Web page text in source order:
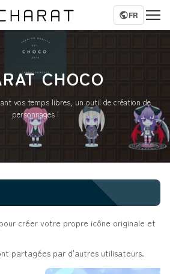
FR
CHOCO
vos temps libres, un outil de création de
personnages !
créer votre propre icône originale et
partagées par d'autres utilisateurs.